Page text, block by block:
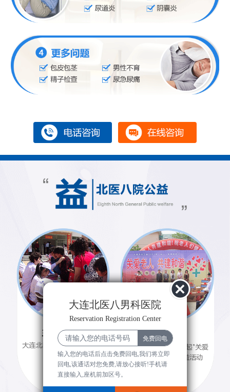
大连北医八男科医院
Reservation Registration Center
输入您的电话后点击免费回电,我们将立即
回电,该通话对您免费,请放心接听!手机请
直接输入,座机前加区号。